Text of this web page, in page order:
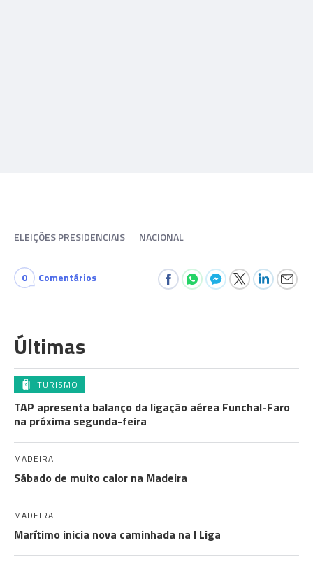
ELEIÇÕES PRESIDENCIAIS NACIONAL
0 Comentários
Últimas
TURISMO
TAP apresenta balanço da ligação aérea Funchal-Faro
na próxima segunda-feira
MADEIRA
Sábado de muito calor na Madeira
MADEIRA
Marítimo inicia nova caminhada na I Liga